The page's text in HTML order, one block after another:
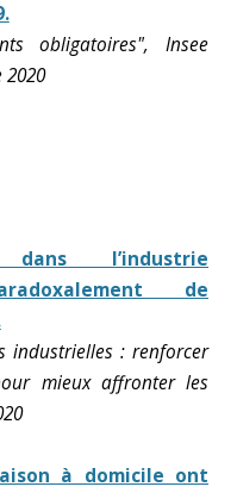
obligatoires", Insee
2020
dans l’industrie
de
industrielles : renforcer
mieux affronter les
à domicile ont